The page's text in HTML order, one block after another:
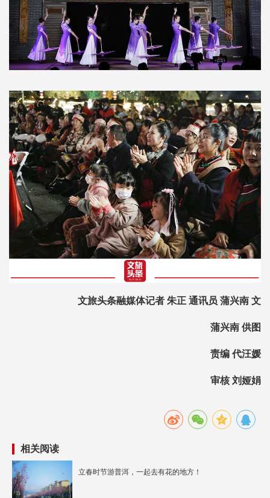
文旅头条融媒体记者 朱正 通讯员 蒲兴南 文
蒲兴南 供图
责编 代汪媛
审核 刘娅娟
相关阅读
立春时节游普洱，一起去有花的地方！